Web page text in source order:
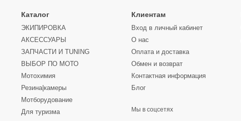
Каталог
ЭКИПИРОВКА
АКСЕССУАРЫ
ЗАПЧАСТИ И ТUNING
ВЫБОР ПО МОТО
Мотохимия
Резина|камеры
Мотборудование
Для туризма
Клиентам
Вход в личный кабинет
О нас
Оплата и доставка
Обмен и возврат
Контактная информация
Блог
Мы в соцсетях